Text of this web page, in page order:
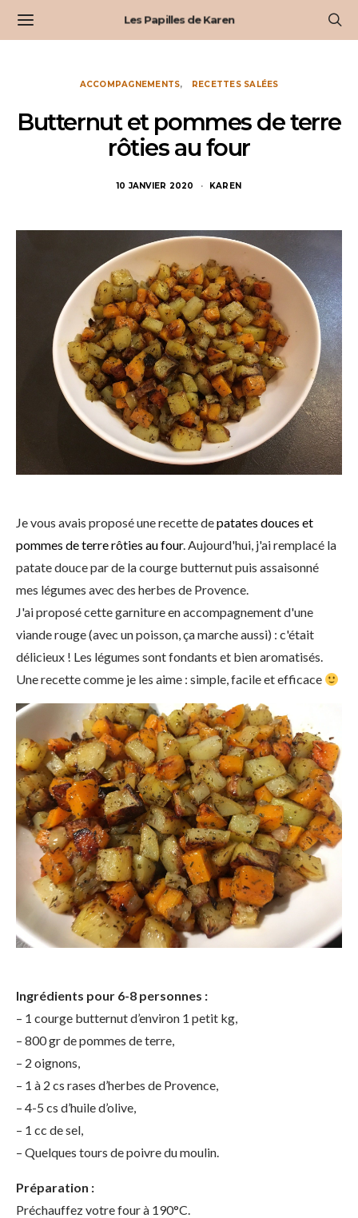
Les Papilles de Karen
ACCOMPAGNEMENTS RECETTES SALÉES
Butternut et pommes de terre
rôties au four
10 JANVIER 2020 KAREN
Je vous avais proposé une recette depatates douces et
pommes de terre rôties au four. Aujourd'hui, j'ai remplacé la
patate douce par de la courge butternut puis assaisonné
mes légumes avec des herbes de Provence.
J'ai proposé cette garniture en accompagnement d'une
viande rouge (avec un poisson, ça marche aussi) : c'était
délicieux ! Les légumes sont fondants et bien aromatisés.
Une recette comme je les aime : simple, facile et efficace
Ingrédients pour 6-8 personnes :
– 1 courge butternut d’environ 1 petit kg,
– 800 gr de pommes de terre,
– 2 oignons,
– 1 à 2 cs rases d’herbes de Provence,
– 4-5 cs d’huile d’olive,
– 1 cc de sel,
– Quelques tours de poivre du moulin.
Préparation :
Préchauffez votre four à 190°C.